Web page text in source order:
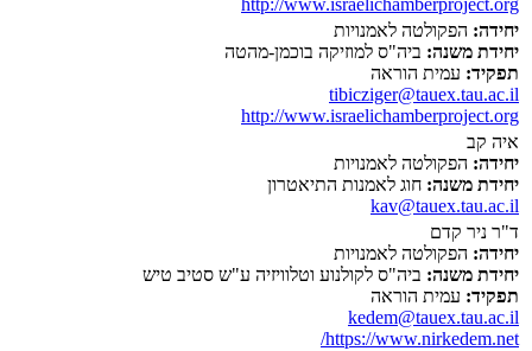
http://www.israelichamberproject.org
יחידה: הפקולטה לאמנויות
יחידת משנה: ביה"ס למוזיקה בוכמן-מהטה
תפקיד: עמית הוראה
tibicziger@tauex.tau.ac.il
http://www.israelichamberproject.org
איה קב
יחידה: הפקולטה לאמנויות
יחידת משנה: חוג לאמנות התיאטרון
kav@tauex.tau.ac.il
ד"ר ניר קדם
יחידה: הפקולטה לאמנויות
יחידת משנה: ביה"ס לקולנוע וטלוויזיה ע"ש סטיב טיש
תפקיד: עמית הוראה
kedem@tauex.tau.ac.il
https://www.nirkedem.net/